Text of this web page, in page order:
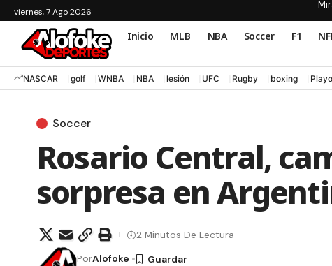
viernes, 7 Ago 2026
Inicio MLB NBA Soccer F1
NASCAR golf WNBA NBA lesión UFC Rugby boxing
Soccer
Rosario Central,
sorpresa en
PorAlofoke
2 Minutos De Lectura